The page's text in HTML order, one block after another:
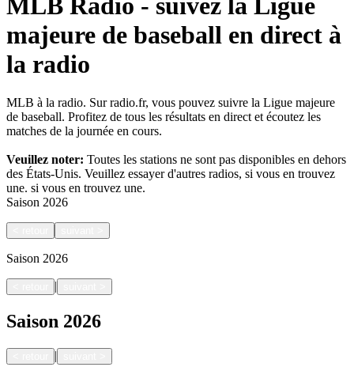
majeure de baseball en direct à
la radio
MLB à la radio. Sur radio.fr, vous pouvez suivre la Ligue majeure
de baseball. Profitez de tous les résultats en direct et écoutez les
matches de la journée en cours.
Veuillez noter: Toutes les stations ne sont pas disponibles en dehors
des États-Unis. Veuillez essayer d'autres radios, si vous en trouvez
une. si vous en trouvez une.
Saison 2026
Saison 2026
|
Saison 2026
|